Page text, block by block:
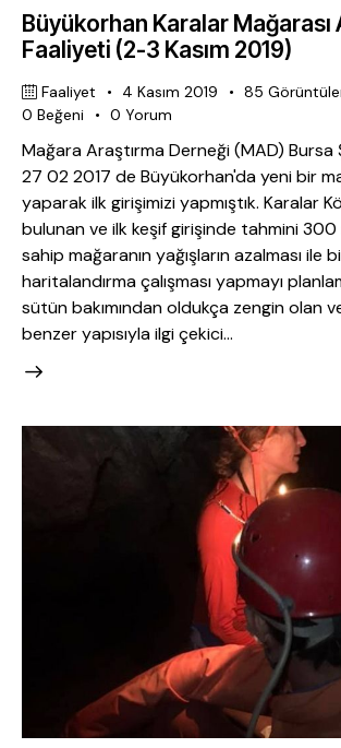
Büyükorhan Karalar Mağarası
Faaliyeti (2-3 Kasım 2019)
Faaliyet 4 Kasım 2019 85
0 Beğeni 0 Yorum
Mağara Araştırma Derneği (MAD) Bursa
27 02 2017 de Büyükorhan'da yeni bir
yaparak ilk girişimizi yapmıştık. Karalar
bulunan ve ilk keşif girişinde tahmini
sahip mağaranın yağışların azalması ile
haritalandırma çalışması yapmayı
sütün bakımından oldukça zengin olan
benzer yapısıyla ilgi çekici…